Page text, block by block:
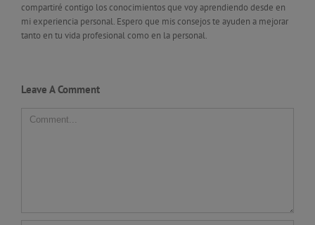
compartiré contigo los conocimientos que voy aprendiendo desde en
mi experiencia personal. Espero que mis consejos te ayuden a mejorar
tanto en tu vida profesional como en la personal.
Leave A Comment
Comment